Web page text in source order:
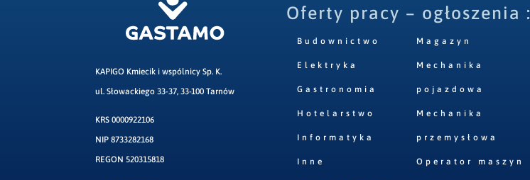
KAPIGO Kmiecik i wspólnicy Sp. K.
ul. Słowackiego 33-37, 33-100 Tarnów
KRS 0000922106
NIP 8733282168
REGON 520315818
Oferty pracy – ogłoszenia :
Budownictwo
Elektryka
Gastronomia
Hotelarstwo
Informatyka
Inne
Magazyn
Mechanika
pojazdowa
Mechanika
przemysłowa
Operator maszyn